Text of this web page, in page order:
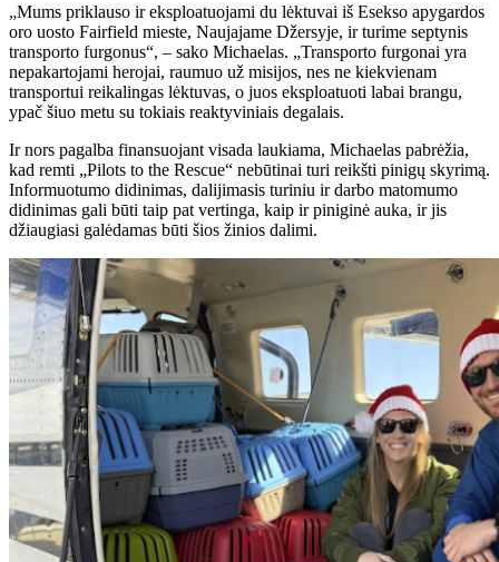
„Mums priklauso ir eksploatuojami du lėktuvai iš Esekso apygardos
oro uosto Fairfield mieste, Naujajame Džersyje, ir turime septynis
transporto furgonus“, – sako Michaelas. „Transporto furgonai yra
nepakartojami herojai, raumuo už misijos, nes ne kiekvienam
transportui reikalingas lėktuvas, o juos eksploatuoti labai brangu,
ypač šiuo metu su tokiais reaktyviniais degalais.
Ir nors pagalba finansuojant visada laukiama, Michaelas pabrėžia,
kad remti „Pilots to the Rescue“ nebūtinai turi reikšti pinigų skyrimą.
Informuotumo didinimas, dalijimasis turiniu ir darbo matomumo
didinimas gali būti taip pat vertinga, kaip ir piniginė auka, ir jis
džiaugiasi galėdamas būti šios žinios dalimi.